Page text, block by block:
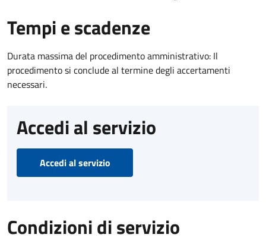
Tempi e scadenze
Durata massima del procedimento amministrativo: Il
procedimento si conclude al termine degli accertamenti
necessari.
Accedi al servizio
Accedi al servizio
Condizioni di servizio